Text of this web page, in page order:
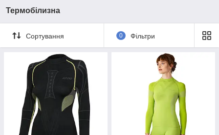
Термобілизна
Сортування 0 Фільтри